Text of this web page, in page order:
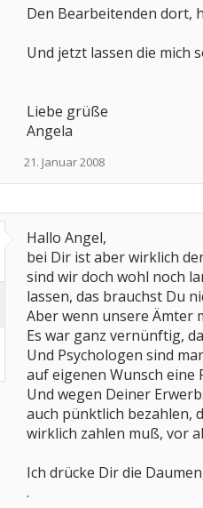
Den Bearbeitenden dort,
Und jetzt lassen die mich
Liebe grüße
Angela
21. Januar 2008
Hallo Angel,
bei Dir ist aber wirklich
sind wir doch wohl noch
lassen, das brauchst Du
Aber wenn unsere Ämter
Es war ganz vernünftig,
Und Psychologen sind
auf eigenen Wunsch eine
Und wegen Deiner
auch pünktlich bezahlen,
wirklich zahlen muß, vor
Ich drücke Dir die
.